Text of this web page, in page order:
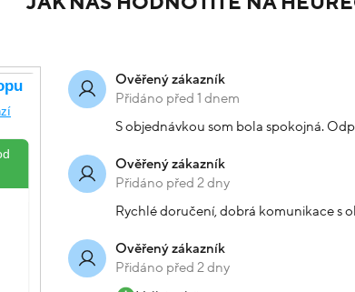
Ověřený zákazník
Přidáno před 1 dnem
S objednávkou som bola spokojná.
Ověřený zákazník
Přidáno před 2 dny
Rychlé doručení, dobrá komunikace s
Ověřený zákazník
Přidáno před 2 dny